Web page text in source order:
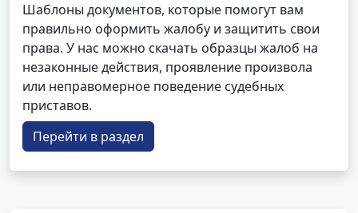
Шаблоны документов, которые помогут вам
правильно оформить жалобу и защитить свои
права. У нас можно скачать образцы жалоб на
незаконные действия, проявление произвола
или неправомерное поведение судебных
приставов.
Перейти в раздел